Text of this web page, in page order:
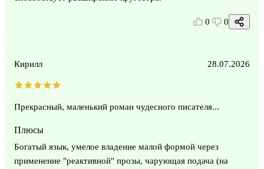
0 0
Кирилл 28.07.2026
Прекрасный, маленький роман чудесного писателя...
Плюсы
Богатый язык, умелое владение малой формой через
применение "реактивной" прозы, чарующая подача (на